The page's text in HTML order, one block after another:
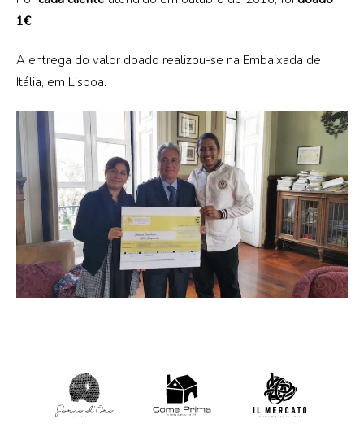
1€.
A entrega do valor doado realizou-se na Embaixada de
Itália, em Lisboa.